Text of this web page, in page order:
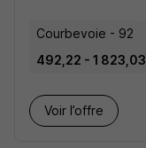
Courbevoie - 92
492,22 - 1
Voir l’offre